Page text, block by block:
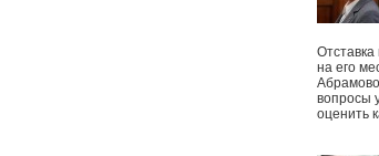
на его
вопросы
оценить